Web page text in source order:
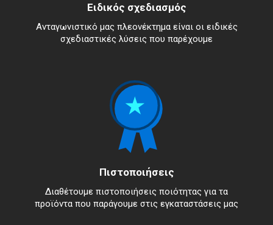
Ειδικός σχεδιασμός
Ανταγωνιστικό μας πλεονέκτημα είναι οι ειδικές
σχεδιαστικές λύσεις που παρέχουμε
Πιστοποιήσεις
Διαθέτουμε πιστοποιήσεις ποιότητας για τα
προϊόντα που παράγουμε στις εγκαταστάσεις μας